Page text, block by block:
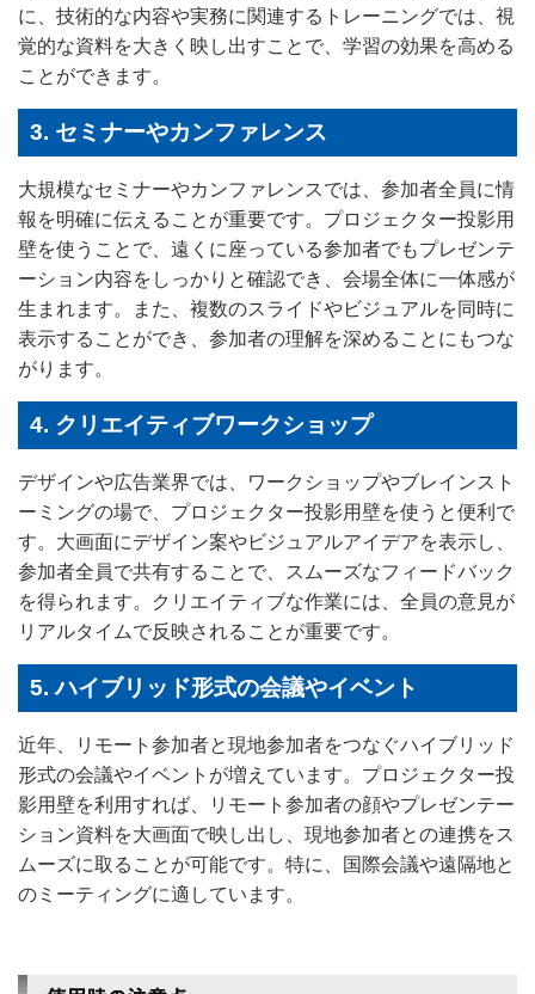
に、技術的な内容や実務に関連するトレーニングでは、視
覚的な資料を大きく映し出すことで、学習の効果を高める
ことができます。
3. セミナーやカンファレンス
大規模なセミナーやカンファレンスでは、参加者全員に情
報を明確に伝えることが重要です。プロジェクター投影用
壁を使うことで、遠くに座っている参加者でもプレゼンテ
ーション内容をしっかりと確認でき、会場全体に一体感が
生まれます。また、複数のスライドやビジュアルを同時に
表示することができ、参加者の理解を深めることにもつな
がります。
4. クリエイティブワークショップ
デザインや広告業界では、ワークショップやブレインスト
ーミングの場で、プロジェクター投影用壁を使うと便利で
す。大画面にデザイン案やビジュアルアイデアを表示し、
参加者全員で共有することで、スムーズなフィードバック
を得られます。クリエイティブな作業には、全員の意見が
リアルタイムで反映されることが重要です。
5. ハイブリッド形式の会議やイベント
近年、リモート参加者と現地参加者をつなぐハイブリッド
形式の会議やイベントが増えています。プロジェクター投
影用壁を利用すれば、リモート参加者の顔やプレゼンテー
ション資料を大画面で映し出し、現地参加者との連携をス
ムーズに取ることが可能です。特に、国際会議や遠隔地と
のミーティングに適しています。